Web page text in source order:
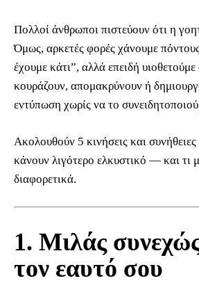
Πολλοί άνθρωποι πιστεύουν ότι η
Όμως, αρκετές φορές χάνουμε
έχουμε κάτι”, αλλά επειδή
κουράζουν, απομακρύνουν ή
εντύπωση χωρίς να το
Ακολουθούν 5 κινήσεις και
κάνουν λιγότερο ελκυστικό — και τι
διαφορετικά.
1. Μιλάς
τον εαυτό σου